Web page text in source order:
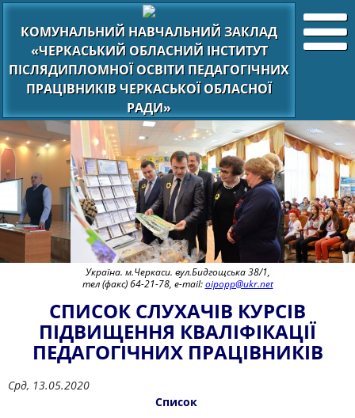
КОМУНАЛЬНИЙ НАВЧАЛЬНИЙ ЗАКЛАД
«ЧЕРКАСЬКИЙ ОБЛАСНИЙ ІНСТИТУТ
ПІСЛЯДИПЛОМНОЇ ОСВІТИ ПЕДАГОГІЧНИХ
ПРАЦІВНИКІВ ЧЕРКАСЬКОЇ ОБЛАСНОЇ
РАДИ»
Україна. м.Черкаси. вул.Бидгощська 38/1,
тел (факс) 64-21-78, e-mail:oipopp@ukr.net
СПИСОК СЛУХАЧІВ КУРСІВ
ПІДВИЩЕННЯ КВАЛІФІКАЦІЇ
ПЕДАГОГІЧНИХ ПРАЦІВНИКІВ
Срд, 13.05.2020
Список